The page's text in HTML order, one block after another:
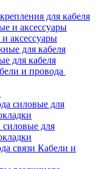
для кабеля
аксессуары
для кабеля
и провода
для
Кабели и